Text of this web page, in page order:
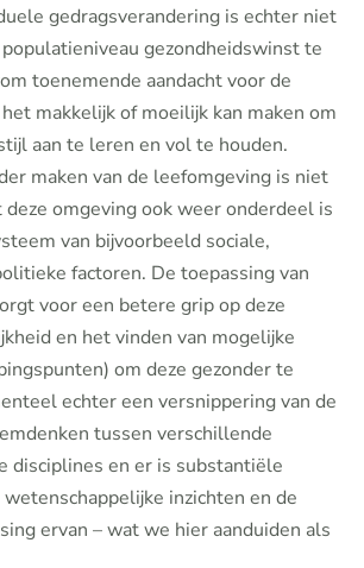
gedragsverandering is echter niet
gezondheidswinst te
toenemende aandacht voor de
makkelijk of moeilijk kan maken om
aan te leren en vol te houden.
maken van de leefomgeving is niet
omgeving ook weer onderdeel is
van bijvoorbeeld sociale,
factoren. De toepassing van
voor een betere grip op deze
en het vinden van mogelijke
om deze gezonder te
echter een versnippering van de
tussen verschillende
disciplines en er is substantiële
inzichten en de
ervan – wat we hier aanduiden als